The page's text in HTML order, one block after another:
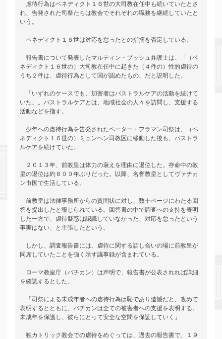
虐待行為はベネディクト１６世の大司教在任中も続いていたとさ
れ、告発された司祭たちは教会でそれぞれの職務を継続していたと
いう。
ベネディクト１６世は対応を怠ったとの指摘を否定している。
報告書について発表したマルティン・プッシュ弁護士は、「（ベ
ネディクト１６世の）大司教在任中に起きた（４件の）性的虐待の
うち２件は、虐待行為として国が認めたもの」だと説明した。
「いずれのケースでも、加害者はパストラルケアの活動を続けて
いた」。パストラルケアとは、地域社会の人々を訪問し、支援する
活動などを指す。
少年への虐待行為を告発されたペーター・フラマン司祭は、（ベ
ネディクト１６世の）ミュンヘン司教区に移動した後も、パストラ
ルケアを続けていた。
２０１３年、前教皇は体力の衰えを理由に退位した。存命中の教
皇の退位は約６００年ぶりだった。以降、名誉教皇としてヴァチカ
ン市国で生活している。
前教皇は法律事務所からの質問状に対し、数十ページにわたる回
答を提出したと報じられている。回答書の中で調査への支持を表明
した一方で、虐待疑惑は認識していなかった、対応を怠ったという
事実はない、と主張したという。
しかし、調査報告書には、虐待に関する話し合いの場に前教皇が
同席していたことを強く示す議事録が含まれている。
ローマ教皇庁（バチカン）は声明で、報告書が公表されれば詳細
を確認するとした。
「司祭による未成年者への虐待行為は恥であり遺憾だと、改めて
表明するとともに、バチカンは全ての被害者への支援を表明する。
未成年を保護し、彼らにとって安全な空間を保証していく」
独カトリック教会での虐待をめぐっては、過去の報告書で、１９